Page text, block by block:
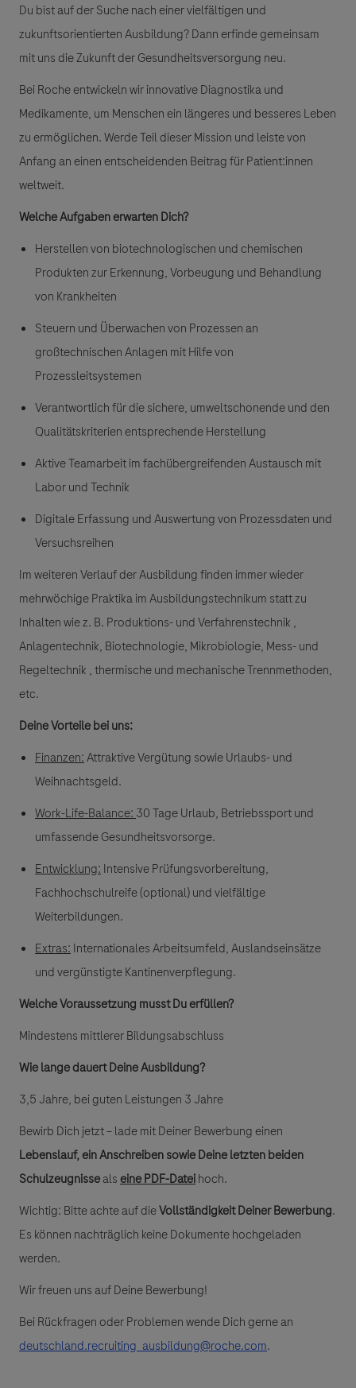
Du bist auf der Suche nach einer vielfältigen und
zukunftsorientierten Ausbildung?Dann erfinde gemeinsam
mit uns die Zukunft der Gesundheitsversorgung neu.
Bei Roche entwickeln wir innovative Diagnostika und
Medikamente, um Menschen ein längeres und besseres Leben
zu ermöglichen. Werde Teil dieser Mission und leiste von
Anfang an einen entscheidenden Beitrag für Patient:innen
weltweit.
Welche Aufgaben erwarten Dich?
Herstellen von biotechnologischen und chemischen
Produkten zur Erkennung, Vorbeugung und Behandlung
von Krankheiten
Steuern und Überwachen von Prozessen an
großtechnischen Anlagen mit Hilfe von
Prozessleitsystemen
Verantwortlich für die sichere, umweltschonende und den
Qualitätskriterien entsprechende Herstellung
Aktive Teamarbeit im fachübergreifenden Austausch mit
Labor und Technik
Digitale Erfassung und Auswertung von Prozessdaten und
Versuchsreihen
Im weiteren Verlauf der Ausbildung finden immer wieder
mehrwöchige Praktika im Ausbildungstechnikum statt zu
Inhalten wie z. B. Produktions- und Verfahrenstechnik ,
Anlagentechnik, Biotechnologie, Mikrobiologie, Mess- und
Regeltechnik , thermische und mechanische Trennmethoden,
etc.
Deine Vorteile bei uns:
Finanzen:Attraktive Vergütung sowie Urlaubs- und
Weihnachtsgeld.
Work-Life-Balance: 30 Tage Urlaub, Betriebssport und
umfassende Gesundheitsvorsorge.
Entwicklung: Intensive Prüfungsvorbereitung,
Fachhochschulreife (optional) und vielfältige
Weiterbildungen.
Extras: Internationales Arbeitsumfeld, Auslandseinsätze
und vergünstigte Kantinenverpflegung.
Welche Voraussetzung musst Du erfüllen?
Mindestens mittlerer Bildungsabschluss
Wie lange dauert Deine Ausbildung?
3,5 Jahre, bei guten Leistungen 3 Jahre
Bewirb Dich jetzt – lade mit Deiner Bewerbung einen
Lebenslauf, ein Anschreiben sowie Deine letzten beiden
Schulzeugnissealseine PDF-Dateihoch.
Wichtig: Bitte achte auf dieVollständigkeit Deiner Bewerbung.
Es können nachträglich keine Dokumente hochgeladen
werden.
Wir freuen uns auf Deine Bewerbung!
Bei Rückfragen oder Problemen wende Dich gerne an
deutschland.recruiting_ausbildung@roche.com.